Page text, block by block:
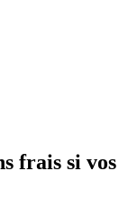
frais si vos